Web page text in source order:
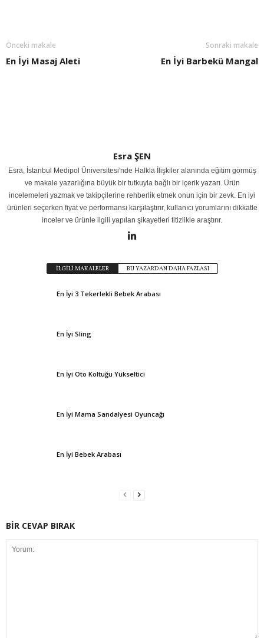
Önceki makale
En İyi Masaj Aleti
Sonraki makale
En İyi Barbekü Mangal
Esra ŞEN
Esra, İstanbul Medipol Üniversitesi'nde Halkla İlişkiler alanında eğitim görmüş
ve makale yazarlığına büyük bir tutkuyla bağlı bir içerik yazarı. Ürün
incelemeleri yazmak ve takipçilerine rehberlik etmek onun için bir zevk. En iyi
ürünleri seçerken fiyat ve performansı karşılaştırır, kullanıcı yorumlarını dikkatle
inceler ve ürünle ilgili yapılan şikayetleri titizlikle araştırır.
İLGİLİ MAKALELER BU YAZARDAN DAHA FAZLASI
En İyi 3 Tekerlekli Bebek Arabası
En İyi Sling
En İyi Oto Koltuğu Yükseltici
En İyi Mama Sandalyesi Oyuncağı
En İyi Bebek Arabası
BİR CEVAP BIRAK